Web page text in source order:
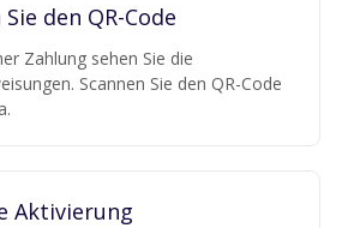
den QR-Code
Zahlung sehen Sie die
Scannen Sie den QR-Code
Aktivierung